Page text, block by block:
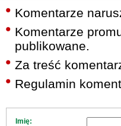
Komentarze
Komentarze
publikowane.
Za treść
Regulamin
Imię: